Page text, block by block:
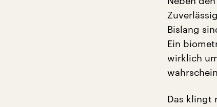
Bislang
Ein
wirklich
Das klingt